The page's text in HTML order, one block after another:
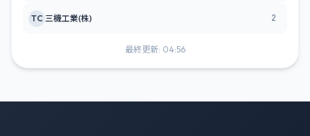
TC 三機工業(株) 2
最終更新: 04:56